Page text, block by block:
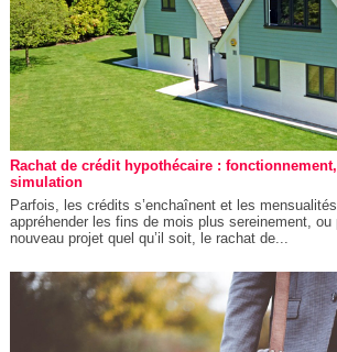
Rachat de crédit hypothécaire :
simulation
Parfois, les crédits s’enchaînent et les
appréhender les fins de mois plus sereinement, ou
nouveau projet quel qu’il soit, le rachat de...